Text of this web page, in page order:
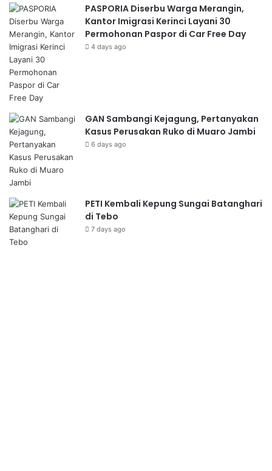
PASPORIA Diserbu Warga Merangin,
Kantor Imigrasi Kerinci Layani 30
Permohonan Paspor di Car Free Day
4 days ago
GAN Sambangi Kejagung, Pertanyakan
Kasus Perusakan Ruko di Muaro Jambi
6 days ago
PETI Kembali Kepung Sungai Batanghari
di Tebo
7 days ago